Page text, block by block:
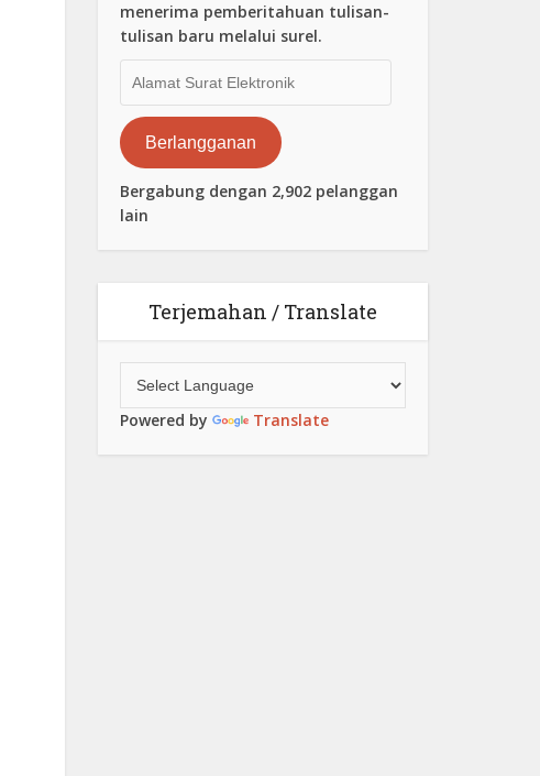
menerima pemberitahuan tulisan-
tulisan baru melalui surel.
Surat
Elektronik
Berlangganan
Bergabung dengan 2,902 pelanggan
lain
Terjemahan / Translate
Powered by Translate